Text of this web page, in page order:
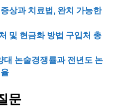
상과 치료법, 완치 가능한
및 현금화 방법 구입처 총
논술경쟁률과 전년도 논
문